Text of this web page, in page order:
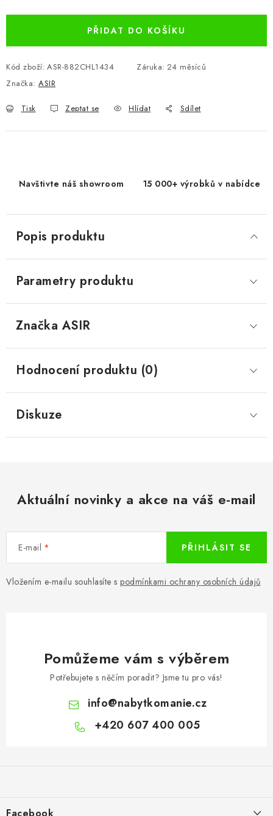
PŘIDAT DO KOŠÍKU
Kód zboží: ASR-882CHL1434 Záruka: 24 měsíců
Značka: ASIR
Tisk Zeptat se Hlídat Sdílet
Navštivte náš showroom 15 000+ výrobků v nabídce
Popis produktu
Parametry produktu
Značka ASIR
Hodnocení produktu (0)
Diskuze
Aktuální novinky a akce na váš e-mail
E-mail
Vložením e-mailu souhlasíte s podmínkami ochrany osobních údajů
PŘIHLÁSIT SE
Pomůžeme vám s výběrem
Potřebujete s něčím poradit? Jsme tu pro vás!
info@nabytkomanie.cz
+420 607 400 005
aFacebook